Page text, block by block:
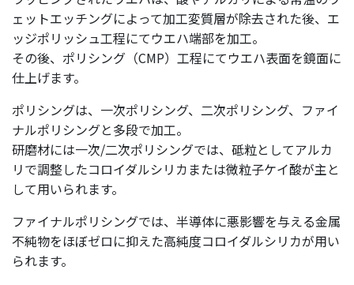
ェットエッチングによって加工変質層が除去された後、エ
ッジポリッシュ工程にてウエハ端部を加工。
その後、ポリシング（CMP）工程にてウエハ表面を鏡面に
仕上げます。
ポリシングは、一次ポリシング、二次ポリシング、ファイ
ナルポリシングと多段で加工。
研磨材には一次/二次ポリシングでは、砥粒としてアルカ
リで調整したコロイダルシリカまたは微粒子ケイ酸が主と
して用いられます。
ファイナルポリシングでは、半導体に悪影響を与える金属
不純物をほぼゼロに抑えた高純度コロイダルシリカが用い
られます。